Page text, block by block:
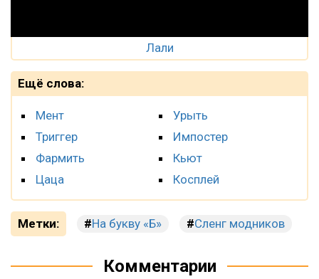
Лали
Ещё слова:
Мент
Триггер
Фармить
Цаца
Урыть
Импостер
Кьют
Косплей
Метки: На букву «Б» Сленг модников
Комментарии